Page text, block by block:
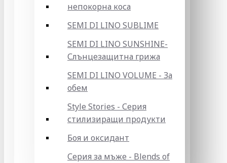
непокорна коса
SEMI DI LINO SUBLIME
SEMI DI LINO SUNSHINE-
Слънцезащитна грижа
SEMI DI LINO VOLUME - За
обем
Style Stories - Серия
стилизиращи продукти
Боя и оксидант
Серия за мъже - Blends of